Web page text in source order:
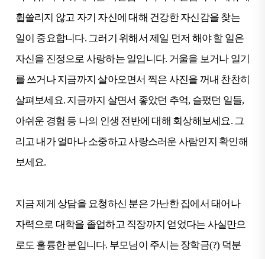
휩쓸리지 않고 자기 자신에 대해 건강한 자신감을 찾는
일이 중요합니다. 그러기 위해서 제일 먼저 해야 할 일은
자신을 진정으로 사랑하는 일입니다. 거울을 보거나 일기
를 쓰거나 지금까지 살아오면서 찍은 사진을 꺼내 찬찬히
살펴보세요. 지금까지 살면서 좋았던 추억, 슬펐던 일들,
아쉬운 경험 등 나의 인생 전반에 대해 회상해보세요. 그
리고 내가 얼마나 소중하고 사랑스러운 사람인지 확인해
보세요.
지금 제게 상담을 요청하신 분은 가난한 집에서 태어나
자력으로 대학을 졸업하고 직장까지 얻었다는 사실만으
로도 훌륭한 분입니다. 부모님이 주시는 장학금(?) 덕분